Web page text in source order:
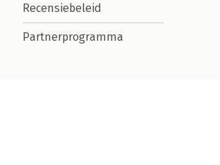
Recensiebeleid
Partnerprogramma